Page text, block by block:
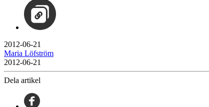
2012-06-21
Maria Löfström
2012-06-21
Dela artikel